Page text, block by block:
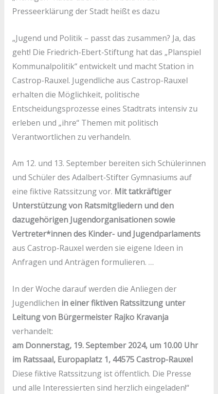
Presseerklärung der Stadt heißt es dazu
„Jugend und Politik – passt das zusammen? Ja, das
geht! Die Friedrich-Ebert-Stiftung hat das „Planspiel
Kommunalpolitik“ entwickelt und macht Station in
Castrop-Rauxel. Jugendliche aus Castrop-Rauxel
erhalten die Möglichkeit, politische
Entscheidungsprozesse eines Stadtrats intensiv zu
erleben und „ihre“ Themen mit politisch
Verantwortlichen zu verhandeln.
Am 12. und 13. September bereiten sich Schülerinnen
und Schüler des Adalbert-Stifter Gymnasiums auf
eine fiktive Ratssitzung vor. Mit tatkräftiger
Unterstützung von Ratsmitgliedern und den
dazugehörigen Jugendorganisationen sowie
Vertreter*innen des Kinder- und Jugendparlaments
aus Castrop-Rauxel werden sie eigene Ideen in
Anfragen und Anträgen formulieren. …
In der Woche darauf werden die Anliegen der
Jugendlichen in einer fiktiven Ratssitzung unter
Leitung von Bürgermeister Rajko Kravanja
verhandelt:
am Donnerstag, 19. September 2024, um 10.00 Uhr
im Ratssaal, Europaplatz 1, 44575 Castrop-Rauxel
Diese fiktive Ratssitzung ist öffentlich. Die Presse
und alle Interessierten sind herzlich eingeladen!“